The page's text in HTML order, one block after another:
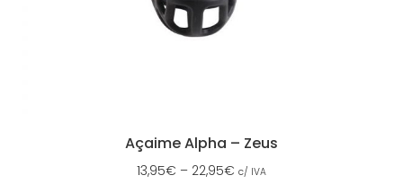
Açaime Alpha – Zeus
13,95€ – 22,95€ c/ IVA